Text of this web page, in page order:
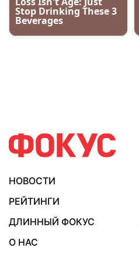
НОВОСТИ
РЕЙТИНГИ
ДЛИННЫЙ ФОКУС
О НАС